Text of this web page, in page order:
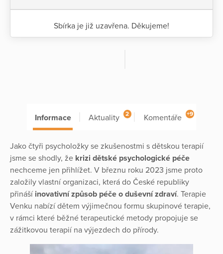
Sbírka je již uzavřena. Děkujeme!
Informace Aktuality 2 Komentáře +9
Jako čtyři psycholožky se zkušenostmi s dětskou terapií
jsme se shodly, že krizi dětské psychologické péče
nechceme jen přihlížet. V březnu roku 2023 jsme proto
založily vlastní organizaci, která do České republiky
přináší inovativní způsob péče o duševní zdraví. Terapie
Venku nabízí dětem výjimečnou formu skupinové terapie,
v rámci které běžné terapeutické metody propojuje se
zážitkovou terapií na výjezdech do přírody.